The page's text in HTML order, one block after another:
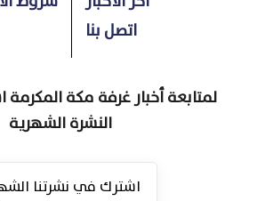
اتصل بنا
لمتابعة أخبار غرفة مكة
النشرة الشهرية
اشترك في نشرتنا